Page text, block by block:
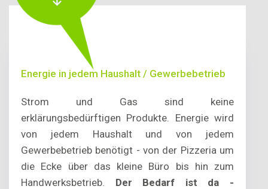
Energie in jedem Haushalt / Gewerbebetrieb
Strom und Gas sind keine
erklärungsbedürftigen Produkte. Energie wird
von jedem Haushalt und von jedem
Gewerbebetrieb benötigt - von der Pizzeria um
die Ecke über das kleine Büro bis hin zum
Handwerksbetrieb. Der Bedarf ist da -